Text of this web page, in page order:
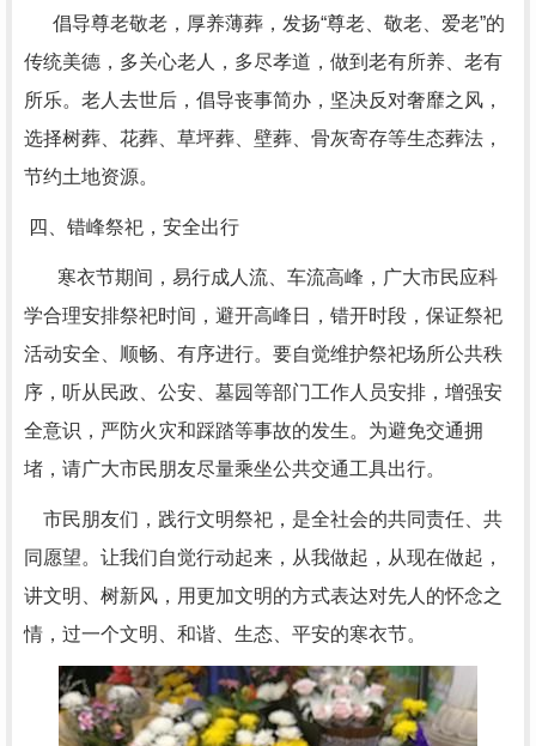
倡导尊老敬老，厚养薄葬，发扬“尊老、敬老、爱老”的
传统美德，多关心老人，多尽孝道，做到老有所养、老有
所乐。老人去世后，倡导丧事简办，坚决反对奢靡之风，
选择树葬、花葬、草坪葬、壁葬、骨灰寄存等生态葬法，
节约土地资源。
四、错峰祭祀，安全出行
寒衣节期间，易行成人流、车流高峰，广大市民应科
学合理安排祭祀时间，避开高峰日，错开时段，保证祭祀
活动安全、顺畅、有序进行。要自觉维护祭祀场所公共秩
序，听从民政、公安、墓园等部门工作人员安排，增强安
全意识，严防火灾和踩踏等事故的发生。为避免交通拥
堵，请广大市民朋友尽量乘坐公共交通工具出行。
市民朋友们，践行文明祭祀，是全社会的共同责任、共
同愿望。让我们自觉行动起来，从我做起，从现在做起，
讲文明、树新风，用更加文明的方式表达对先人的怀念之
情，过一个文明、和谐、生态、平安的寒衣节。